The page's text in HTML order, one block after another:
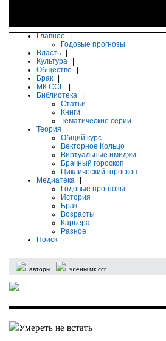
Главное
Годовые прогнозы
Власть
Культура
Общество
Брак
МК ССГ
Библиотека
Статьи
Книги
Тематические серии
Теория
Общий курс
Векторное Кольцо
Виртуальные имиджи
Брачный гороскоп
Циклический гороскоп
Медиатека
Годовые прогнозы
История
Брак
Возрасты
Карьера
Разное
Поиск
авторы члены мк ссг